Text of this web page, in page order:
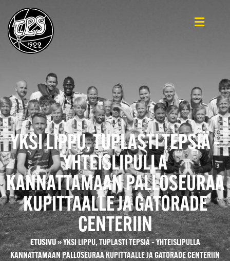
YKSI LIPPU, TUPLASTI TEPSIÄ –
YHTEISLIPULLA
KANNATTAMAAN PALLOSEURAA
KUPITTAALLE JA GATORADE
CENTERIIN
ETUSIVU»YKSI LIPPU, TUPLASTI TEPSIÄ – YHTEISLIPULLA
KANNATTAMAAN PALLOSEURAA KUPITTAALLE JA GATORADE CENTERIIN